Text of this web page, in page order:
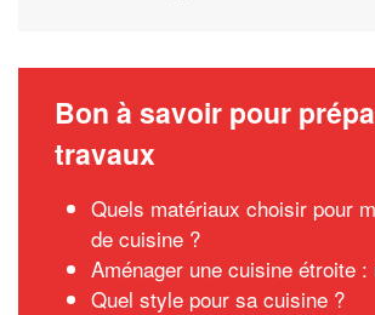
Bon à savoir pour
travaux
Quels matériaux choisir pour
de cuisine ?
Aménager une cuisine étroite
Quel style pour sa cuisine ?